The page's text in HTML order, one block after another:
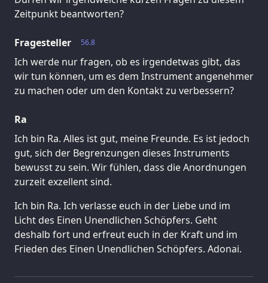
Zeitpunkt beantworten?
56.8
Fragesteller
Ich werde nur fragen, ob es irgendetwas gibt, das
wir tun können, um es dem Instrument angenehmer
zu machen oder um den Kontakt zu verbessern?
Ra
Ich bin Ra. Alles ist gut, meine Freunde. Es ist jedoch
gut, sich der Begrenzungen dieses Instruments
bewusst zu sein. Wir fühlen, dass die Anordnungen
zurzeit exzellent sind.
Ich bin Ra. Ich verlasse euch in der Liebe und im
Licht des Einen Unendlichen Schöpfers. Geht
deshalb fort und erfreut euch in der Kraft und im
Frieden des Einen Unendlichen Schöpfers. Adonai.